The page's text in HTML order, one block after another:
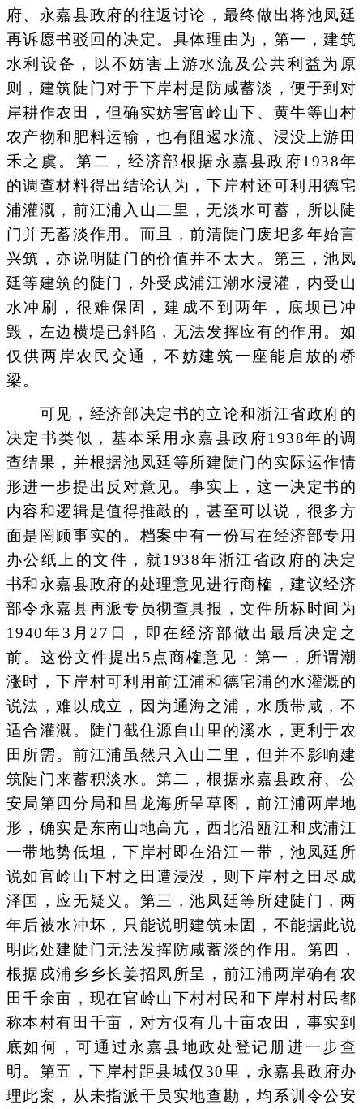
府、永嘉县政府的往返讨论，最终做出将池凤廷
再诉愿书驳回的决定。具体理由为，第一，建筑
水利设备，以不妨害上游水流及公共利益为原
则，建筑陡门对于下岸村是防咸蓄淡，便于到对
岸耕作农田，但确实妨害官岭山下、黄牛等山村
农产物和肥料运输，也有阻遏水流、浸没上游田
禾之虞。第二，经济部根据永嘉县政府1938年
的调查材料得出结论认为，下岸村还可利用德宅
浦灌溉，前江浦入山二里，无淡水可蓄，所以陡
门并无蓄淡作用。而且，前清陡门废圯多年始言
兴筑，亦说明陡门的价值并不太大。第三，池凤
廷等建筑的陡门，外受戍浦江潮水浸灌，内受山
水冲刷，很难保固，建成不到两年，底坝已冲
毁，左边横堤已斜陷，无法发挥应有的作用。如
仅供两岸农民交通，不妨建筑一座能启放的桥
梁。
可见，经济部决定书的立论和浙江省政府的
决定书类似，基本采用永嘉县政府1938年的调
查结果，并根据池凤廷等所建陡门的实际运作情
形进一步提出反对意见。事实上，这一决定书的
内容和逻辑是值得推敲的，甚至可以说，很多方
面是罔顾事实的。档案中有一份写在经济部专用
办公纸上的文件，就1938年浙江省政府的决定
书和永嘉县政府的处理意见进行商榷，建议经济
部令永嘉县再派专员彻查具报，文件所标时间为
1940年3月27日，即在经济部做出最后决定之
前。这份文件提出5点商榷意见：第一，所谓潮
涨时，下岸村可利用前江浦和德宅浦的水灌溉的
说法，难以成立，因为通海之浦，水质带咸，不
适合灌溉。陡门截住源自山里的溪水，更利于农
田所需。前江浦虽然只入山二里，但并不影响建
筑陡门来蓄积淡水。第二，根据永嘉县政府、公
安局第四分局和吕龙海所呈草图，前江浦两岸地
形，确实是东南山地高亢，西北沿瓯江和戍浦江
一带地势低坦，下岸村即在沿江一带，池凤廷所
说如官岭山下村之田遭浸没，则下岸村之田尽成
泽国，应无疑义。第三，池凤廷等所建陡门，两
年后被水冲坏，只能说明建筑未固，不能据此说
明此处建陡门无法发挥防咸蓄淡的作用。第四，
根据戍浦乡乡长姜招凤所呈，前江浦两岸确有农
田千余亩，现在官岭山下村村民和下岸村村民都
称本村有田千亩，对方仅有几十亩农田，事实到
底如何，可通过永嘉县地政处登记册进一步查
明。第五，下岸村距县城仅30里，永嘉县政府办
理此案，从未指派干员实地查勘，均系训令公安